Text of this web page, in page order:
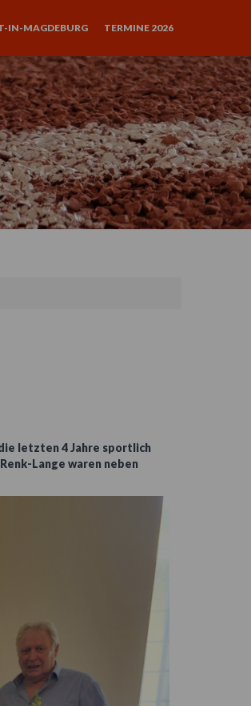
IN-MAGDEBURG TERMINE 2026
letzten 4 Jahre sportlich
Lange waren neben